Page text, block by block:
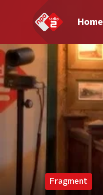
Home
Fragment